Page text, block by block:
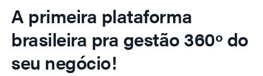
A primeira plataforma
brasileira pra gestão 360º do
seu negócio!